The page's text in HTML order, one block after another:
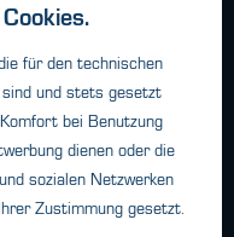
für den technischen
und stets gesetzt
bei Benutzung
dienen oder die
sozialen Netzwerken
Zustimmung gesetzt.